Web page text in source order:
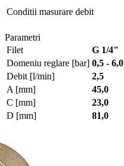
Conditii masurare debit
Parametri
Filet
G 1/4"
Domeniu reglare [bar] 0,5 - 6,0
Debit [l/min]
2,5
A [mm]
45,0
C [mm]
23,0
D [mm]
81,0